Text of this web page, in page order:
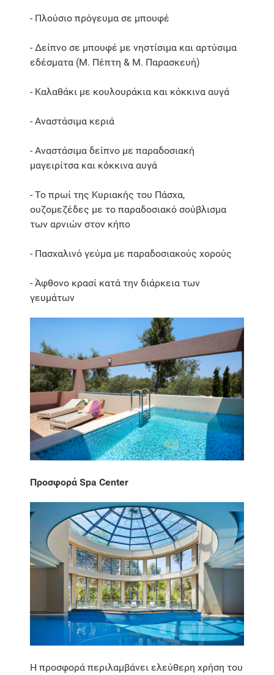
- Πλούσιο πρόγευμα σε μπουφέ
- Δείπνο σε μπουφέ με νηστίσιμα και αρτύσιμα
εδέσματα (Μ. Πέπτη & Μ. Παρασκευή)
- Καλαθάκι με κουλουράκια και κόκκινα αυγά
- Αναστάσιμα κεριά
- Αναστάσιμα δείπνο με παραδοσιακή
μαγειρίτσα και κόκκινα αυγά
- Το πρωί της Κυριακής του Πάσχα,
ουζομεζέδες με το παραδοσιακό σούβλισμα
των αρνιών στον κήπο
- Πασχαλινό γεύμα με παραδοσιακούς χορούς
- Άφθονο κρασί κατά την διάρκεια των
γευμάτων
Προσφορά Spa Center
Η προσφορά περιλαμβάνει ελεύθερη χρήση του